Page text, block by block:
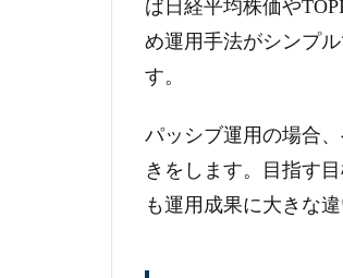
ば日経平均株価や
め運用手法がシンプ
す。
パッシブ運用の場合
きをします。目指す
も運用成果に大きな